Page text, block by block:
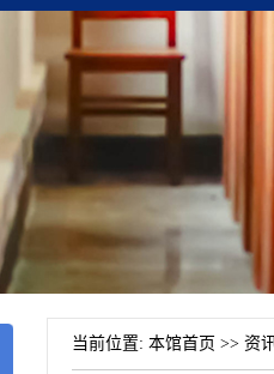
当前位置: 本馆首页 >> 资